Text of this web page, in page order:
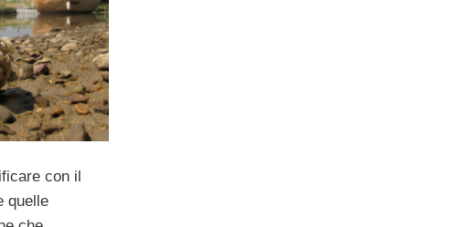
con il
quelle